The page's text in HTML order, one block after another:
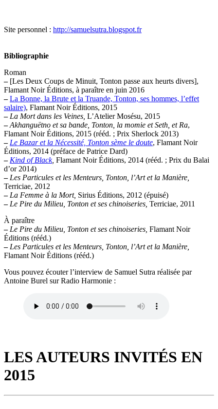
Site personnel : http://samuelsutra.blogspot.fr
Bibliographie
Roman
–[Les Deux Coups de Minuit, Tonton passe aux heurts divers],
Flamant Noir Éditions, à paraître en juin 2016
– La Bonne, la Brute et la Truande, Tonton, ses hommes, l’effet
salaire), Flamant Noir Éditions, 2015
– La Mort dans les Veines, L’Atelier Mosésu, 2015
– Akhanguëtno et sa bande, Tonton, la momie et Seth, et Ra,
Flamant Noir Éditions, 2015 (rééd. ; Prix Sherlock 2013)
– Le Bazar et la Nécessité, Tonton sème le doute, Flamant Noir
Éditions, 2014 (préface de Patrice Dard)
– Kind of Black, Flamant Noir Éditions, 2014 (rééd. ; Prix du Balai
d’or 2014)
– Les Particules et les Menteurs, Tonton, l’Art et la Manière,
Terriciae, 2012
– La Femme à la Mort, Sirius Éditions, 2012 (épuisé)
– Le Pire du Milieu, Tonton et ses chinoiseries, Terriciae, 2011
À paraître
– Le Pire du Milieu, Tonton et ses chinoiseries, Flamant Noir
Éditions (rééd.)
– Les Particules et les Menteurs, Tonton, l’Art et la Manière,
Flamant Noir Éditions (rééd.)
Vous pouvez écouter l’interview de Samuel Sutra réalisée par
Antoine Burel sur Radio Harmonie :
LES AUTEURS INVITÉS EN
2015